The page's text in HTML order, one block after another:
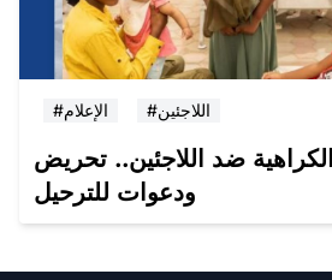
#الإعلام #اللاجئين
ضد اللاجئين.. تحريض
ودعوات للترحيل